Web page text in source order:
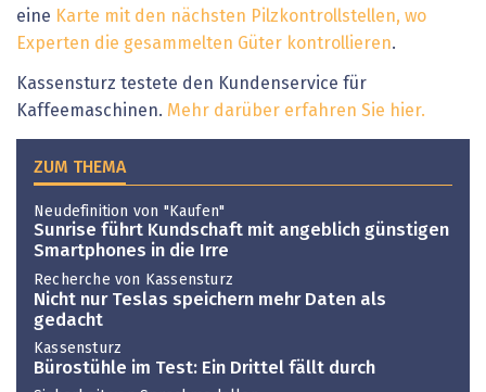
eine Karte mit den nächsten Pilzkontrollstellen, wo
Experten die gesammelten Güter kontrollieren.
Kassensturz testete den Kundenservice für
Kaffeemaschinen. Mehr darüber erfahren Sie hier.
ZUM THEMA
Neudefinition von "Kaufen"
Sunrise führt Kundschaft mit angeblich günstigen
Smartphones in die Irre
Recherche von Kassensturz
Nicht nur Teslas speichern mehr Daten als
gedacht
Kassensturz
Bürostühle im Test: Ein Drittel fällt durch